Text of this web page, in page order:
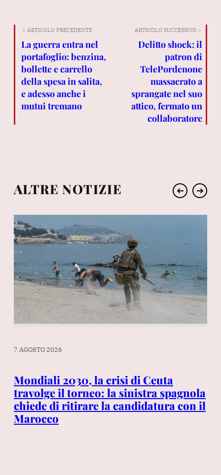
< ARTICOLO PRECEDENTE
La guerra entra nel
portafoglio: benzina,
bollette e carrello
della spesa in salita,
e adesso anche i
mutui tremano
ARTICOLO SUCCESSIVO >
Delitto shock: il
patron di
TelePordenone
massacrato a
sprangate nel suo
attico, fermato un
collaboratore
ALTRE NOTIZIE ➔ ➔
7 AGOSTO 2026
Mondiali 2030, la crisi di Ceuta
travolge il torneo: la sinistra spagnola
chiede di ritirare la candidatura con il
Marocco